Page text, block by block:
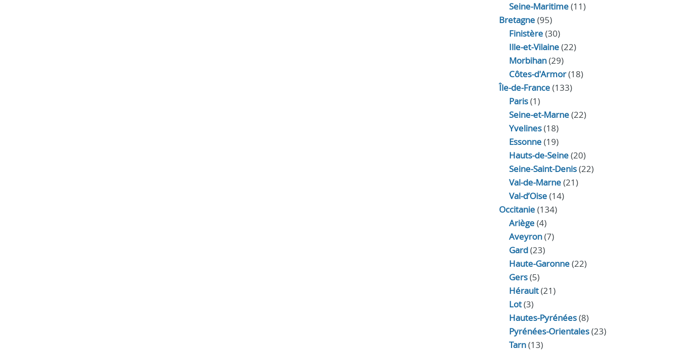
Seine-Maritime(11)
Bretagne(95)
Finistère(30)
Ille-et-Vilaine(22)
Morbihan(29)
Côtes-d'Armor(18)
Île-de-France(133)
Paris(1)
Seine-et-Marne(22)
Yvelines(18)
Essonne(19)
Hauts-de-Seine(20)
Seine-Saint-Denis(22)
Val-de-Marne(21)
Val-d’Oise(14)
Occitanie(134)
Ariège(4)
Aveyron(7)
Gard(23)
Haute-Garonne(22)
Gers(5)
Hérault(21)
Lot(3)
Hautes-Pyrénées(8)
Pyrénées-Orientales(23)
Tarn(13)